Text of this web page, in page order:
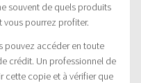
souvent de quels produits
vous pourrez profiter.
pouvez accéder en toute
crédit. Un professionnel de
cette copie et à vérifier que